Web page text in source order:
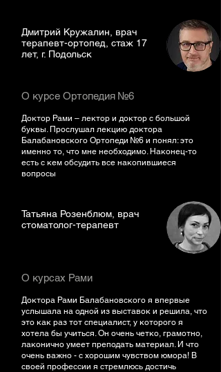
Дмитрий Кружалин, врач
терапевт-ортопед, стаж 17
лет, г. Подольск
О курсе Ортопедия №6
Доктор Рами – лектор и доктор с большой
буквы. Прослушал лекцию доктора
Балабановского Ортопеди №6 и понял: это
именно то, что мне необходимо. Наконец-то
есть с кем обсудить все накопившиеся
вопросы
Татьяна Розенблюм, врач
стоматолог-терапевт
О курсах Рами
Доктора Рами Балабановского я впервые
услышала на одной из выставок и решила, что
это как раз тот специалист, у которого я
хотела бы учиться. Он очень четко, грамотно,
лаконично умеет преподать материал. И что
очень важно - с хорошим чувством юмора! В
своей профессии я стремлюсь достичь